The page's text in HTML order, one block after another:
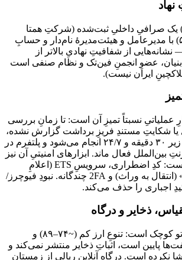
(تأسیس ۱۳۹۸) یک صرافیِ داخلیِ ثبت‌شده (شرکتِ همتا
سپهر فردا، #۵۷۴۴۶۰) با مدیرعامل و هیئت‌مدیرهٔ نام‌دار و حسابِ
از شفافیتِ نهادیِ بالاتر از
عضوِ انجمنِ فین‌تک و نظام صنفی است
ایران نیست).
عملیاتیِ نسبتاً تمیزِ آن است: تا زمانِ بررسی
یا شکایتِ مستندِ فریزِ برداشت گزارش نشده،
برداشتِ کریپتو اکثراً زیر ۳۰ دقیقه و ۲۴/۷ انجام می‌شود و پلتفرم در
بین‌الملل فعال ماند. ابزارهای امنیتیِ آن نیز
فراتر از حدِ معمول است: کدِ اضطراری، سرویسِ ETS (اعلامِ
سرقت)، «بعد از من» (انتقال به وراث) و 2FA چندگانه. نبودِ فیوچرز/
اجباری را حذف می‌کند.
ذخایر و درگاه
در سمتِ ضعف، نیپوتو کوچک است: تنوعِ ارز کم (~۷۴–۸۹) و
پایین است، اثباتِ ذخایر منتشر نمی‌کند و
نکرده است. درگاهِ آنلاینِ ریالی از زمستان